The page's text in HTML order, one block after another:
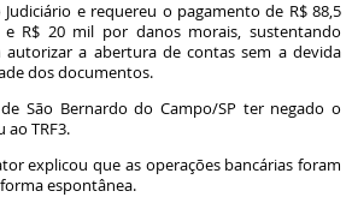
e requereu o pagamento de R$ 88,5
R$ 20 mil por danos morais, sustentando
autorizar a abertura de contas sem a devida
dos documentos.
São Bernardo do Campo/SP ter negado o
TRF3.
explicou que as operações bancárias foram
espontânea.